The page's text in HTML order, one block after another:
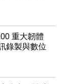
重大韌體
錄製與數位